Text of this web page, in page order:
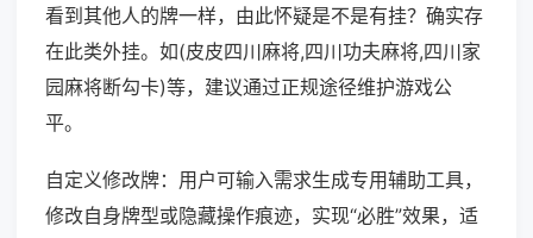
看到其他人的牌一样，由此怀疑是不是有挂？确实存
在此类外挂。如(皮皮四川麻将,四川功夫麻将,四川家
园麻将断勾卡)等，建议通过正规途径维护游戏公
平。
自定义修改牌：用户可输入需求生成专用辅助工具，
修改自身牌型或隐藏操作痕迹，实现“必胜”效果，适